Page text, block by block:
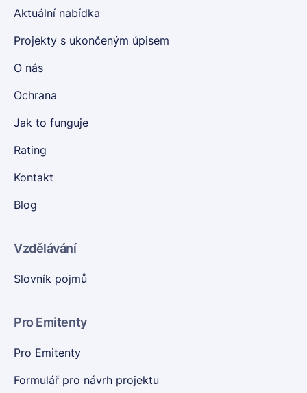
Aktuální nabídka
Projekty s ukončeným úpisem
O nás
Ochrana
Jak to funguje
Rating
Kontakt
Blog
Vzdělávání
Slovník pojmů
Pro Emitenty
Pro Emitenty
Formulář pro návrh projektu